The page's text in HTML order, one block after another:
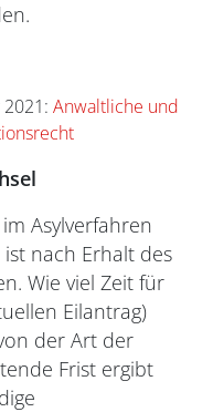
Anwaltliche und
Asylverfahren
nach Erhalt des
Wie viel Zeit für
Eilantrag)
der Art der
Frist ergibt